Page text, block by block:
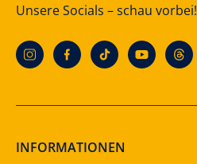
Unsere Socials – schau vorbei!
INFORMATIONEN